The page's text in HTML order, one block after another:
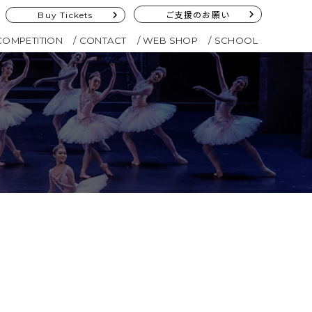
Buy Tickets ご支援のお願い
CONTACT WEB SHOP SCHOOL